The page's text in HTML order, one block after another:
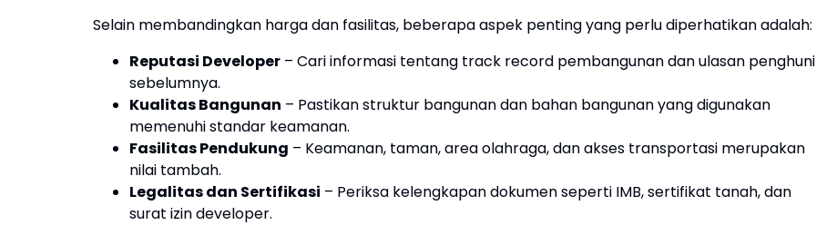
Selain membandingkan harga dan fasilitas, beberapa aspek penting yang perlu diperhatikan adalah:
Reputasi Developer – Cari informasi tentang track record pembangunan dan ulasan penghuni
sebelumnya.
Kualitas Bangunan – Pastikan struktur bangunan dan bahan bangunan yang digunakan
memenuhi standar keamanan.
Fasilitas Pendukung – Keamanan, taman, area olahraga, dan akses transportasi merupakan
nilai tambah.
Legalitas dan Sertifikasi – Periksa kelengkapan dokumen seperti IMB, sertifikat tanah, dan
surat izin developer.